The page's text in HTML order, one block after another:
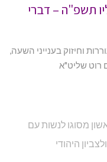
– גליון מס' 2 כסליו תשפ"ה – דברי
וחיזוק בענייני השעה,